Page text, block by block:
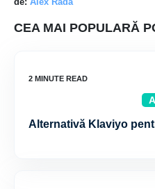
CEA MAI POPULARĂ
Alternativă Klaviyo